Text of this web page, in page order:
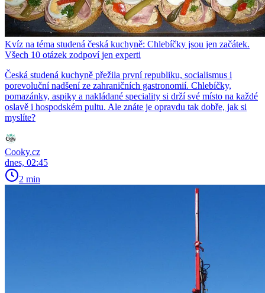
Kvíz na téma studená česká kuchyně: Chlebíčky jsou jen začátek.
Všech 10 otázek zodpoví jen experti
Česká studená kuchyně přežila první republiku, socialismus i
porevoluční nadšení ze zahraničních gastronomií. Chlebíčky,
pomazánky, aspiky a nakládané speciality si drží své místo na každé
oslavě i hospodském pultu. Ale znáte je opravdu tak dobře, jak si
myslíte?
Cooky.cz
dnes, 02:45
2 min